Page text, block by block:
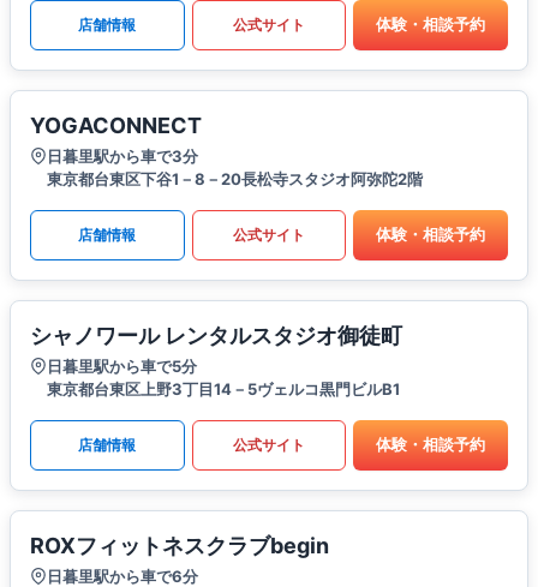
店舗情報 公式サイト 体験・相談予約
YOGACONNECT
日暮里駅から車で3分
東京都台東区下谷1－8－20長松寺スタジオ阿弥陀2階
店舗情報 公式サイト 体験・相談予約
シャノワール レンタルスタジオ御徒町
日暮里駅から車で5分
東京都台東区上野3丁目14－5ヴェルコ黒門ビルB1
店舗情報 公式サイト 体験・相談予約
ROXフィットネスクラブbegin
日暮里駅から車で6分